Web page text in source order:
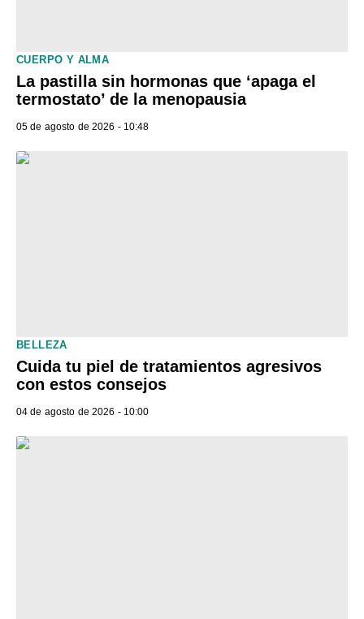
CUERPO Y ALMA
La pastilla sin hormonas que ‘apaga el
termostato’ de la menopausia
05 de agosto de 2026 - 10:48
BELLEZA
Cuida tu piel de tratamientos agresivos
con estos consejos
04 de agosto de 2026 - 10:00